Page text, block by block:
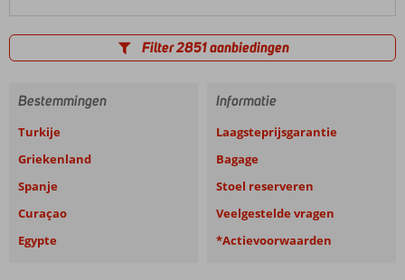
Filter 2851 aanbiedingen
Bestemmingen
Turkije
Griekenland
Spanje
Curaçao
Egypte
Informatie
Laagsteprijsgarantie
Bagage
Stoel reserveren
Veelgestelde vragen
*Actievoorwaarden